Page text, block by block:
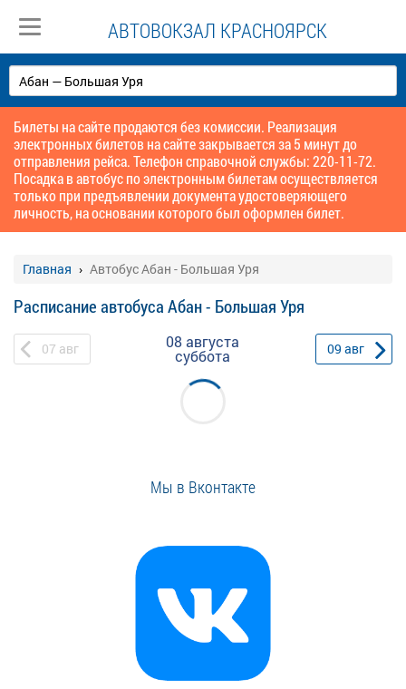
АВТОВОКЗАЛ КРАСНОЯРСК
Билеты на сайте продаются без комиссии. Реализация
электронных билетов на сайте закрывается за 5 минут до
отправления рейса. Телефон справочной службы: 220-11-72.
Посадка в автобус по электронным билетам осуществляется
только при предъявлении документа удостоверяющего
личность, на основании которого был оформлен билет.
Главная Автобус Абан - Большая Уря
Расписание автобуса Абан - Большая Уря
07 авг 08 августа
суббота 09 авг
Мы в Вконтакте